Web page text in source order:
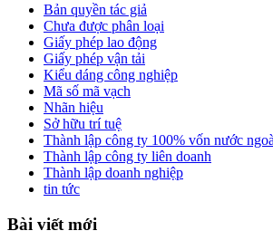
Bản quyền tác giả
Chưa được phân loại
Giấy phép lao động
Giấy phép vận tải
Kiểu dáng công nghiệp
Mã số mã vạch
Nhãn hiệu
Sở hữu trí tuệ
Thành lập công ty 100% vốn nước
Thành lập công ty liên doanh
Thành lập doanh nghiệp
tin tức
Bài viết mới